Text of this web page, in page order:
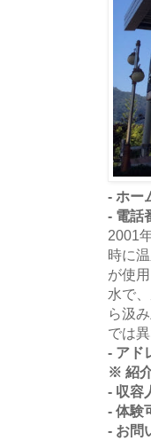
- ホー
- 電話
2001
時に
が使
水で
ら汲
では
- アド
※ 紹
- 収容
- 体験
- お問